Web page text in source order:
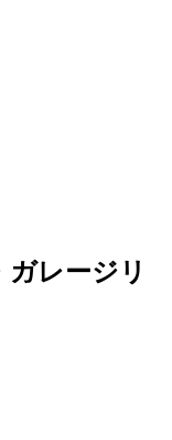
ガレージリ